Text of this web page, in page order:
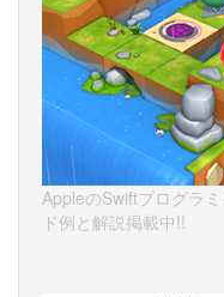
AppleのSwiftプログラ
ド例と解説掲載中!!